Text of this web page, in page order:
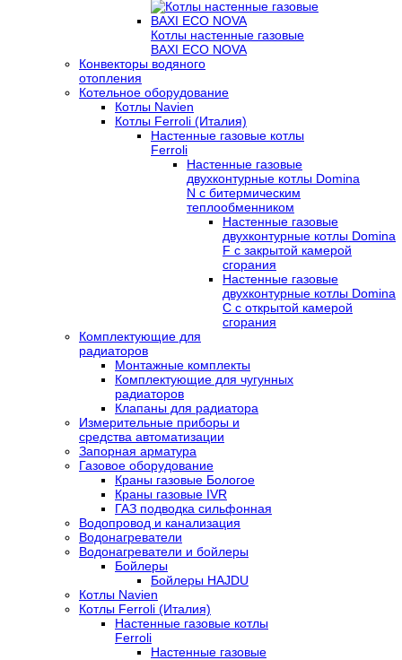
Котлы настенные газовые
BAXI ECO NOVA
Конвекторы водяного
отопления
Котельное оборудование
Котлы Navien
Котлы Ferroli (Италия)
Настенные газовые котлы
Ferroli
Настенные газовые
двухконтурные котлы Domina
N с битермическим
теплообменником
Настенные газовые
двухконтурные котлы Domina
F с закрытой камерой
сгорания
Настенные газовые
двухконтурные котлы Domina
C с открытой камерой
сгорания
Комплектующие для
радиаторов
Монтажные комплекты
Комплектующие для чугунных
радиаторов
Клапаны для радиатора
Измерительные приборы и
средства автоматизации
Запорная арматура
Газовое оборудование
Краны газовые Бологое
Краны газовые IVR
ГАЗ подводка сильфонная
Водопровод и канализация
Водонагреватели
Водонагреватели и бойлеры
Бойлеры
Бойлеры HAJDU
Котлы Navien
Котлы Ferroli (Италия)
Настенные газовые котлы
Ferroli
Настенные газовые